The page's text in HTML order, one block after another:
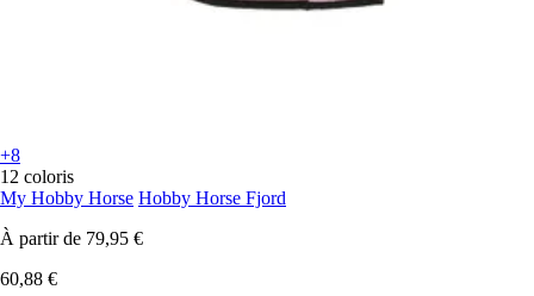
+8
12 coloris
My Hobby Horse Hobby Horse Fjord
À partir de 79,95 €
60,88 €